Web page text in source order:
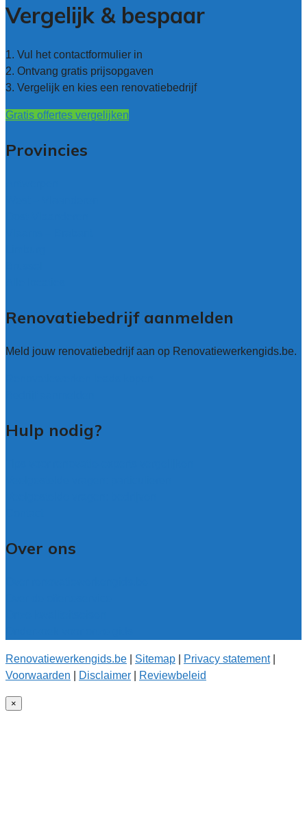
Vergelijk & bespaar
1. Vul het contactformulier in
2. Ontvang gratis prijsopgaven
3. Vergelijk en kies een renovatiebedrijf
Gratis offertes vergelijken
Provincies
Renovatiebedrijf aanmelden
Meld jouw renovatiebedrijf aan op Renovatiewerkengids.be.
Hulp nodig?
Over ons
Renovatiewerkengids.be Sitemap Privacy statement|
Voorwaarden
Disclaimer Reviewbeleid
×